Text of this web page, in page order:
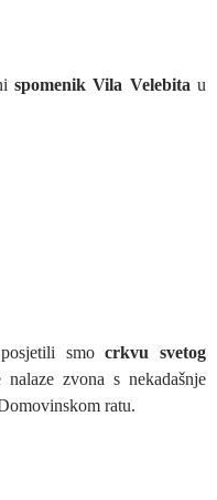
spomenik Vila Velebita u
posjetili smocrkvu svetog
nalaze zvona s nekadašnje
ratu.